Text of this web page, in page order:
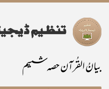
بیانُ القُرآن حصہ ششم